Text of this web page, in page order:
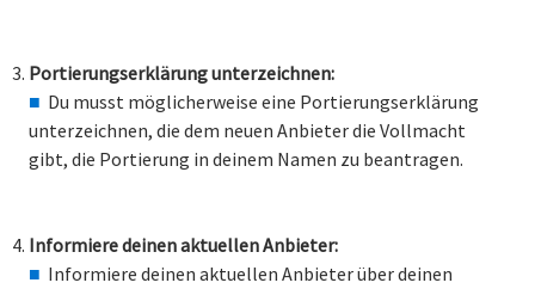
Portierungserklärung unterzeichnen:
Du musst möglicherweise eine Portierungserklärung
unterzeichnen, die dem neuen Anbieter die Vollmacht
gibt, die Portierung in deinem Namen zu beantragen.
Informiere deinen aktuellen Anbieter:
Informiere deinen aktuellen Anbieter über deinen